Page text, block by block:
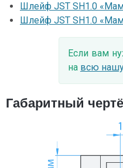
Шлейф JST SH1.0
Шлейф JST SH1.0
Если вам
на всю
Габаритный